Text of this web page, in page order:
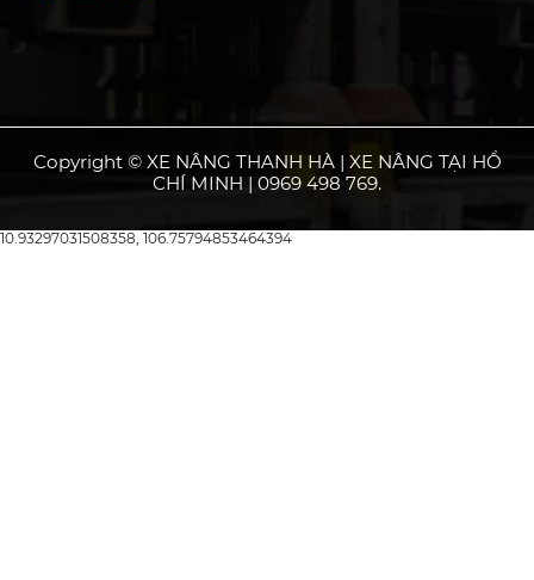
Copyright © XE NÂNG THANH HÀ | XE NÂNG TẠI HỒ
CHÍ MINH | 0969 498 769.
10.93297031508358, 106.75794853464394